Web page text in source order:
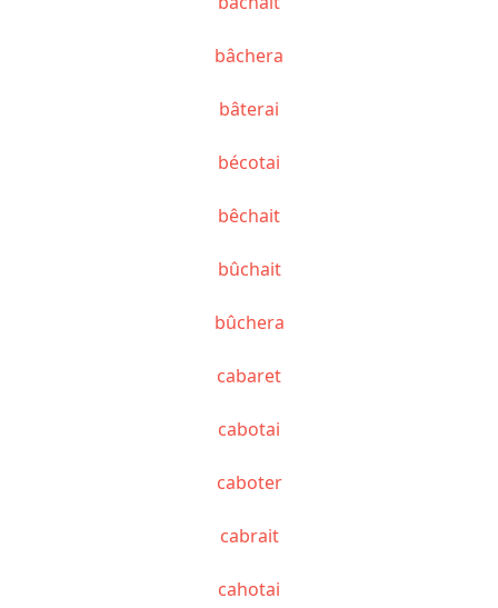
bâchera
bâterai
bécotai
bêchait
bûchait
bûchera
cabaret
cabotai
caboter
cabrait
cahotai